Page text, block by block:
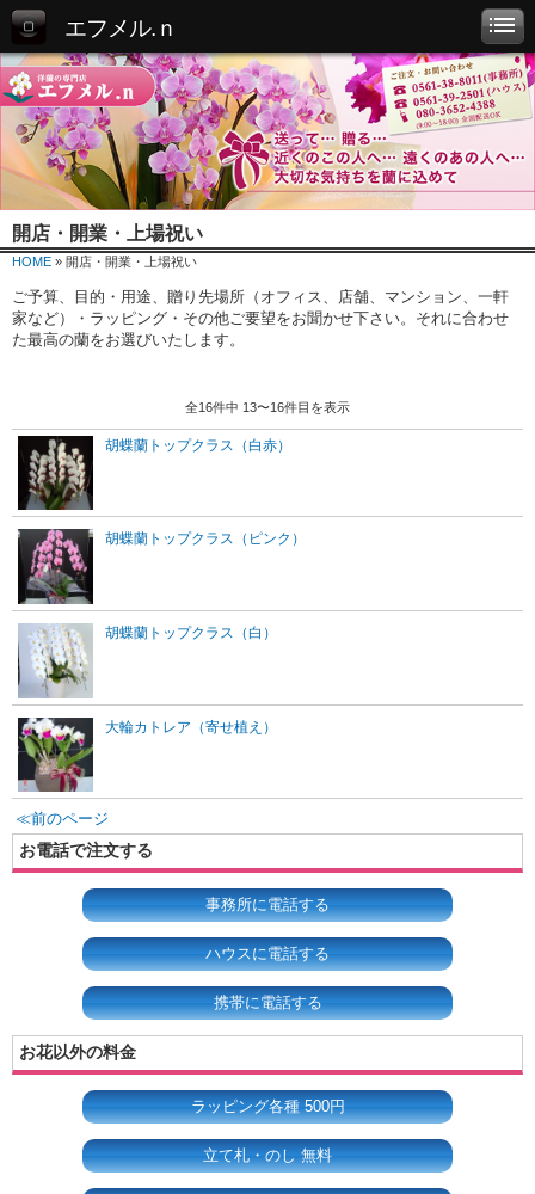
エフメル.ｎ
開店・開業・上場祝い
HOME » 開店・開業・上場祝い
ご予算、目的・用途、贈り先場所（オフィス、店舗、マンション、一軒
家など）・ラッピング・その他ご要望をお聞かせ下さい。それに合わせ
た最高の蘭をお選びいたします。
全16件中 13〜16件目を表示
胡蝶蘭トップクラス（白赤）
胡蝶蘭トップクラス（ピンク）
胡蝶蘭トップクラス（白）
大輪カトレア（寄せ植え）
≪前のページ
お電話で注文する
事務所に電話する
ハウスに電話する
携帯に電話する
お花以外の料金
ラッピング各種 500円
立て札・のし 無料